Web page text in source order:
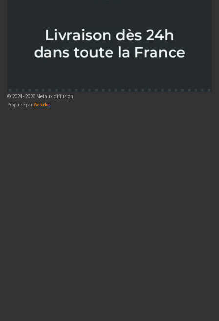
© 2024 - 2026 Metaux diffusion
Propulsé parWebador